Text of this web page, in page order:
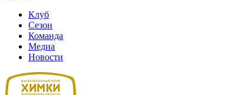
Клуб
Сезон
Команда
Медиа
Новости